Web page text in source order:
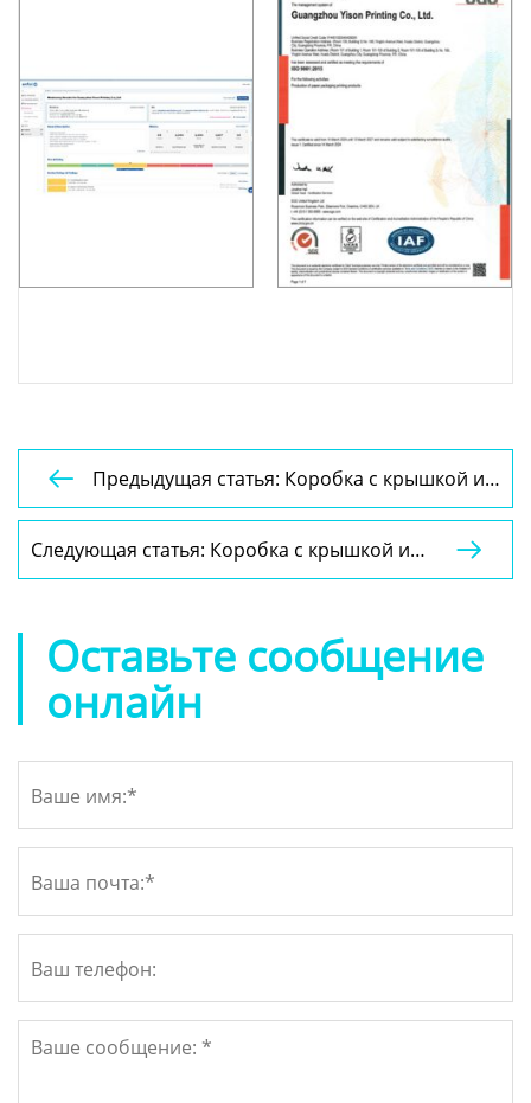

Предыдущая статья: Коробка с крышкой и
основанием YSPBOX-1268
Следующая статья: Коробка с крышкой и
основанием YSPBOX-1277

Оставьте сообщение
онлайн